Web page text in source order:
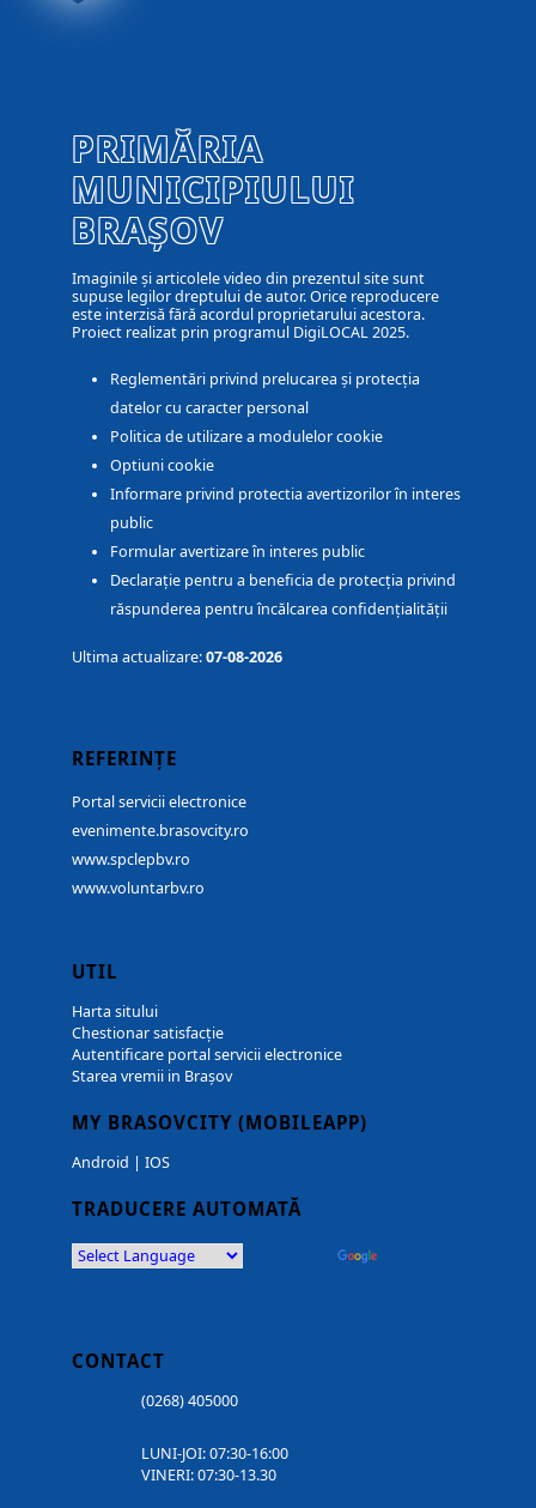
PRIMĂRIA
MUNICIPIULUI
BRAȘOV
Imaginile și articolele video din prezentul site sunt
supuse legilor dreptului de autor. Orice reproducere
este interzisă fără acordul proprietarului acestora.
Proiect realizat prin programul DigiLOCAL 2025.
Reglementări privind prelucarea și protecția
datelor cu caracter personal
Politica de utilizare a modulelor cookie
Optiuni cookie
Informare privind protectia avertizorilor în interes
public
Formular avertizare în interes public
Declarație pentru a beneficia de protecția privind
răspunderea pentru încălcarea confidențialității
Ultima actualizare:07-08-2026
REFERINȚE
Portal servicii electronice
evenimente.brasovcity.ro
www.spclepbv.ro
www.voluntarbv.ro
UTIL
Harta sitului
Chestionar satisfacție
Autentificare portal servicii electronice
Starea vremii in Brașov
MY BRASOVCITY (MOBILEAPP)
Android | IOS
TRADUCERE AUTOMATĂ
CONTACT
(0268) 405000
LUNI-JOI: 07:30-16:00
VINERI: 07:30-13.30